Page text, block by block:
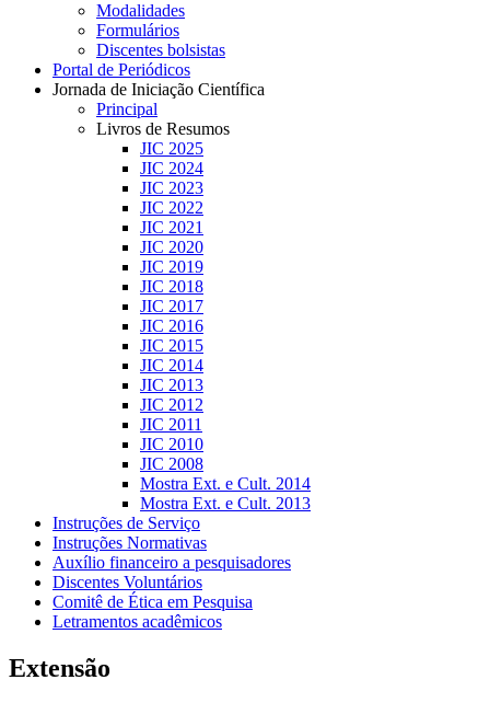
Modalidades
Formulários
Discentes bolsistas
Portal de Periódicos
Jornada de Iniciação Científica
Principal
Livros de Resumos
JIC 2025
JIC 2024
JIC 2023
JIC 2022
JIC 2021
JIC 2020
JIC 2019
JIC 2018
JIC 2017
JIC 2016
JIC 2015
JIC 2014
JIC 2013
JIC 2012
JIC 2011
JIC 2010
JIC 2008
Mostra Ext. e Cult. 2014
Mostra Ext. e Cult. 2013
Instruções de Serviço
Instruções Normativas
Auxílio financeiro a pesquisadores
Discentes Voluntários
Comitê de Ética em Pesquisa
Letramentos acadêmicos
Extensão